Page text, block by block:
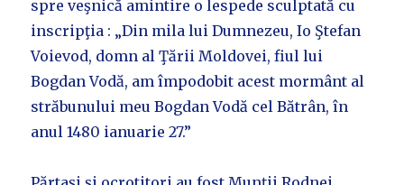
spre veşnică amintire o lespede sculptată cu
inscripţia : „Din mila lui Dumnezeu, Io Ştefan
Voievod, domn al Ţării Moldovei, fiul lui
Bogdan Vodă, am împodobit acest mormânt al
străbunului meu Bogdan Vodă cel Bătrân, în
anul 1480 ianuarie 27.”